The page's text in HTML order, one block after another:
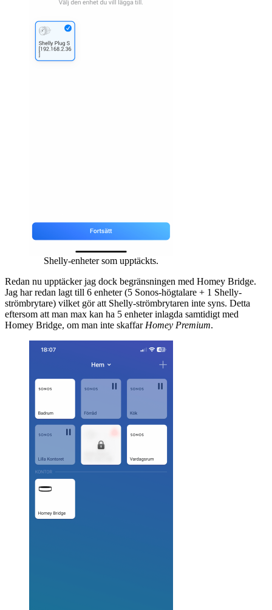
Shelly-enheter som upptäckts.
Redan nu upptäcker jag dock begränsningen med Homey Bridge.
Jag har redan lagt till 6 enheter (5 Sonos-högtalare + 1 Shelly-
strömbrytare) vilket gör att Shelly-strömbrytaren inte syns. Detta
eftersom att man max kan ha 5 enheter inlagda samtidigt med
Homey Bridge, om man inte skaffar Homey Premium.